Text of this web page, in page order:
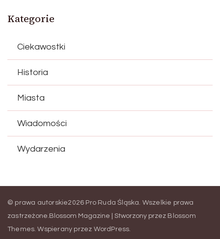
Kategorie
Ciekawostki
Historia
Miasta
Wiadomości
Wydarzenia
© prawa autorskie2026 Pro Ruda Śląska. Wszelkie prawa
zastrzeżone. Blossom Magazine | Stworzony przez Blossom
Themes. Wspierany przez WordPress.